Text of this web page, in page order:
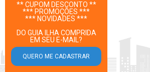
** CUPOM DESCONTO **
*** PROMOÇÕES ***
*** NOVIDADES ***
DO GUIA ILHA COMPRIDA
EM SEU E-MAIL?